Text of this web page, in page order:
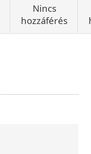
Nincs
hozzáférés